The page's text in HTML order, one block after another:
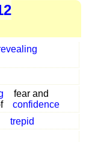
fear and
confidence
trepid